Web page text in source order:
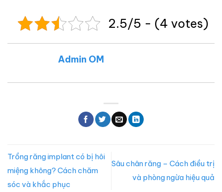
2.5/5 - (4 votes)
Admin OM
Trồng răng implant có bị hôi
miệng không? Cách chăm
sóc và khắc phục
Sâu chân răng – Cách điều trị
và phòng ngừa hiệu quả